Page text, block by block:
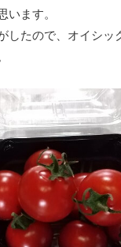
います。
したので、オイシッ